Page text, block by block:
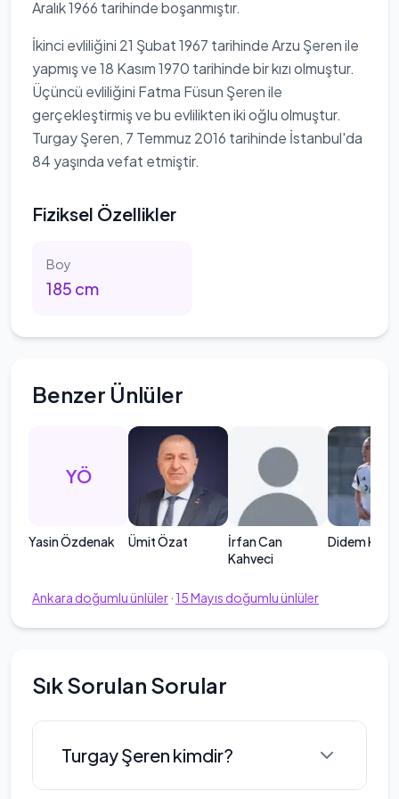
Aralık 1966 tarihinde boşanmıştır.
İkinci evliliğini 21 Şubat 1967 tarihinde Arzu Şeren ile
yapmış ve 18 Kasım 1970 tarihinde bir kızı olmuştur.
Üçüncü evliliğini Fatma Füsun Şeren ile
gerçekleştirmiş ve bu evlilikten iki oğlu olmuştur.
Turgay Şeren, 7 Temmuz 2016 tarihinde İstanbul'da
84 yaşında vefat etmiştir.
Fiziksel Özellikler
Boy
185 cm
Benzer Ünlüler
YÖ
Yasin Özdenak Ümit Özat
İrfan Can
Kahveci
Didem
Ankara doğumlu ünlüler· 15Mayıs doğumlu ünlüler
Sık Sorulan Sorular
Turgay Şeren kimdir?